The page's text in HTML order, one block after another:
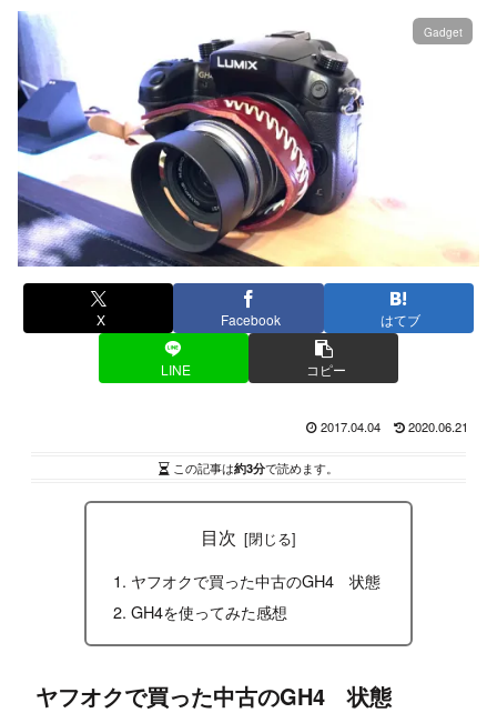
Gadget
X Facebook はてブ
LINE コピー
2017.04.04 2020.06.21
この記事は約3分で読めます。
目次
ヤフオクで買った中古のGH4 状態
GH4を使ってみた感想
ヤフオクで買った中古のGH4 状態